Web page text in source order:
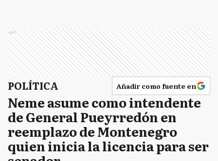
Ads
POLÍTICA Añadir como fuente en
Neme asume como intendente
de General Pueyrredón en
reemplazo de Montenegro
quien inicia la licencia para ser